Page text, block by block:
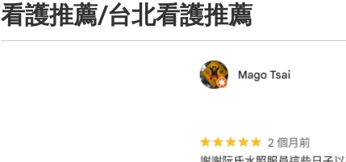
看護推薦/台北看護推薦